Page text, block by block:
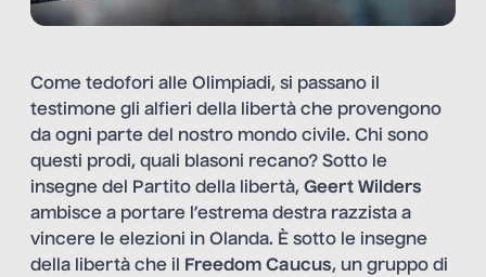
Come tedofori alle Olimpiadi, si passano il
testimone gli alfieri della libertà che provengono
da ogni parte del nostro mondo civile. Chi sono
questi prodi, quali blasoni recano? Sotto le
insegne del Partito della libertà, Geert Wilders
ambisce a portare l’estrema destra razzista a
vincere le elezioni in Olanda. È sotto le insegne
della libertà che il
Freedom Caucus, un gruppo di